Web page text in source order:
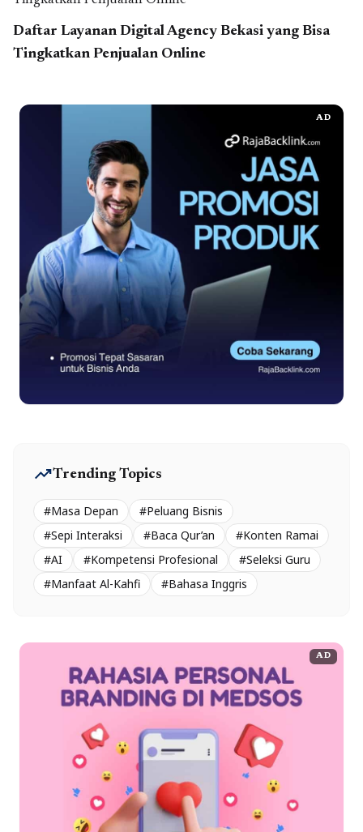
Daftar Layanan Digital Agency Bekasi yang Bisa
Tingkatkan Penjualan Online
AD
trending_upTrending Topics
#Masa Depan
#Peluang Bisnis
#Sepi Interaksi
#Baca Qur’an
#Konten Ramai
#AI
#Kompetensi Profesional
#Seleksi Guru
#Manfaat Al-Kahfi
#Bahasa Inggris
AD